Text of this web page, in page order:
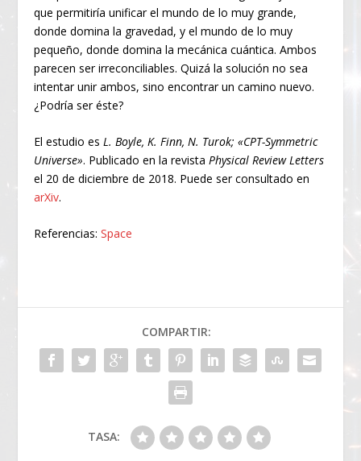
que permitiría unificar el mundo de lo muy grande,
donde domina la gravedad, y el mundo de lo muy
pequeño, donde domina la mecánica cuántica. Ambos
parecen ser irreconciliables. Quizá la solución no sea
intentar unir ambos, sino encontrar un camino nuevo.
¿Podría ser éste?
El estudio esL. Boyle, K. Finn, N. Turok; «CPT-Symmetric
Universe». Publicado en la revistaPhysical Review Letters
el 20 de diciembre de 2018. Puede ser consultado en
arXiv.
Referencias:Space
COMPARTIR:
TASA: